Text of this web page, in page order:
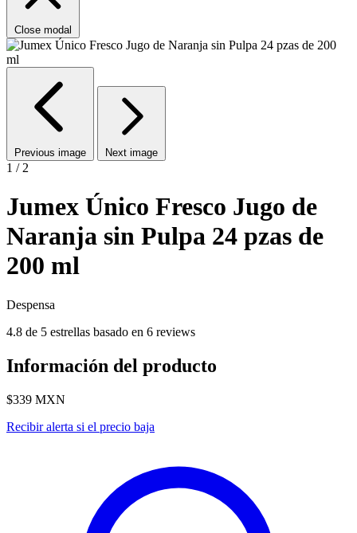
Close modal
Previous image Next image
1 / 2
Jumex Único Fresco Jugo de
Naranja sin Pulpa 24 pzas de
200 ml
Despensa
4.8 de 5 estrellas basado en 6 reviews
Información del producto
$339 MXN
Recibir alerta si el precio baja